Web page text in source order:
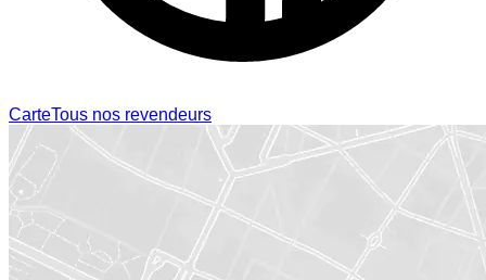
CarteTous nos revendeurs